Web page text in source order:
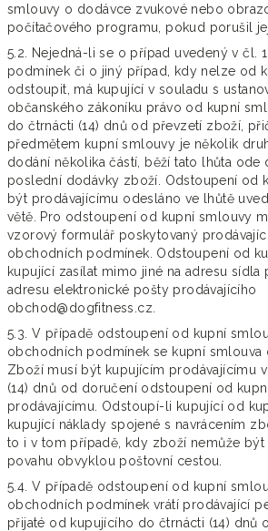
smlouvy o dodávce zvukové nebo
počítačového programu, pokud porušil
5.2. Nejedná-li se o případ uvedený v čl.
podmínek či o jiný případ, kdy nelze od
odstoupit, má kupující v souladu s
občanského zákoníku právo od kupní
do čtrnácti (14) dnů od převzetí zboží,
předmětem kupní smlouvy je několik
dodání několika částí, běží tato lhůta ode
poslední dodávky zboží. Odstoupení od
být prodávajícímu odesláno ve lhůtě
větě. Pro odstoupení od kupní smlouvy
vzorový formulář poskytovaný
obchodních podmínek. Odstoupení od
kupující zasílat mimo jiné na adresu sídla
adresu elektronické pošty prodávajícího
obchod@dogfitness.cz.
5.3. V případě odstoupení od kupní
obchodních podmínek se kupní smlouva
Zboží musí být kupujícím prodávajícímu
(14) dnů od doručení odstoupení od
prodávajícímu. Odstoupí-li kupující od
kupující náklady spojené s navrácením
to i v tom případě, kdy zboží nemůže být
povahu obvyklou poštovní cestou.
5.4. V případě odstoupení od kupní
obchodních podmínek vrátí prodávající
přijaté od kupujícího do čtrnácti (14) dnů